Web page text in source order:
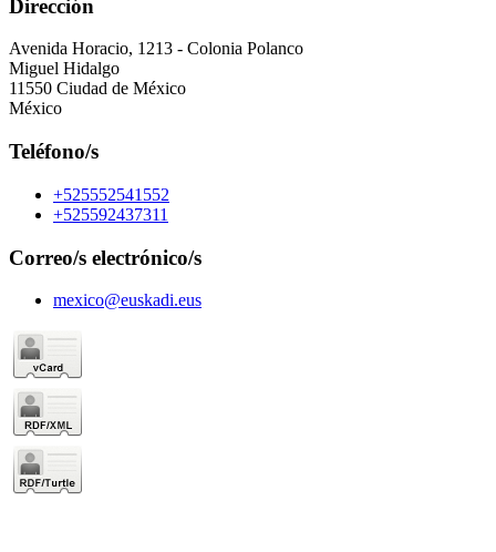
Dirección
Avenida Horacio, 1213 - Colonia Polanco
Miguel Hidalgo
11550 Ciudad de México
México
Teléfono/s
+525552541552
+525592437311
Correo/s electrónico/s
mexico@euskadi.eus